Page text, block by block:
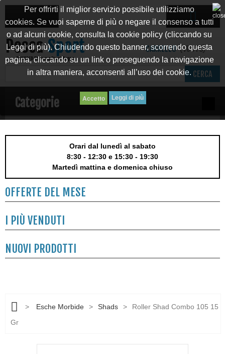
CERCA
CARRELLO (VUOTO)
Categorie
Per offrirti il miglior servizio possibile utilizziamo
cookies. Se vuoi saperne di più o negare il consenso a tutti
o ad alcuni cookie, consulta la cookie policy (cliccando su
Leggi di più). Chiudendo questo banner, scorrendo questa
pagina, cliccando su un link o proseguendo la navigazione
in altra maniera, acconsenti all’uso dei cookie.
Leggi di più
Orari dal lunedì al sabato
8:30 - 12:30 e 15:30 - 19:30
Martedì mattina e domenica chiuso
OFFERTE DEL MESE
I PIÙ VENDUTI
NUOVI PRODOTTI
> Esche Morbide > Shads >
Roller Shad Combo 105 15
Gr